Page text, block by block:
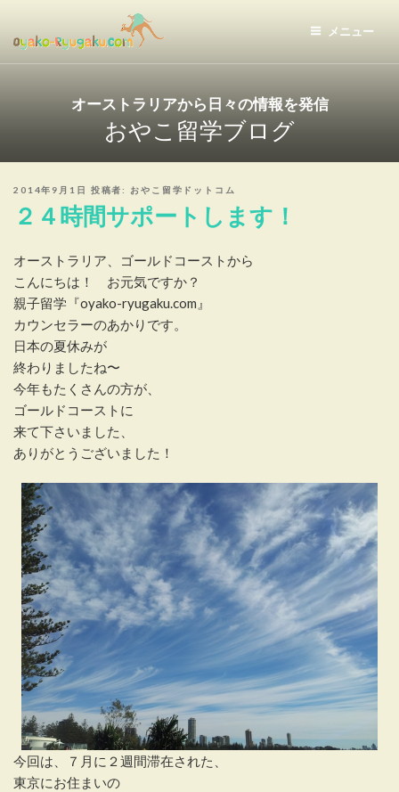
キ
おやこ留学ドットコム
メニュー
オーストラリアから日々の情報を発信
おやこ留学ブログ
投
日:
2014年9月1日 投稿者: おやこ留学ドットコム
２４時間サポートします！
オーストラリア、ゴールドコーストから
こんにちは！ お元気ですか？
親子留学『oyako-ryugaku.com』
カウンセラーのあかりです。
日本の夏休みが
終わりましたね〜
今年もたくさんの方が、
ゴールドコーストに
来て下さいました、
ありがとうございました！
今回は、７月に２週間滞在された、
東京にお住まいの